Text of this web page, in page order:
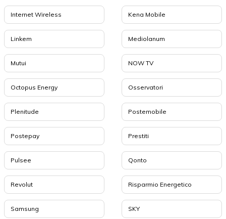
Internet Wireless Kena Mobile
Linkem Mediolanum
Mutui NOW TV
Octopus Energy Osservatori
Plenitude Postemobile
Postepay Prestiti
Pulsee Qonto
Revolut Risparmio Energetico
Samsung SKY